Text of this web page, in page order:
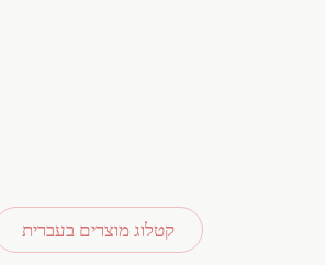
קטלוג מוצרים בעברית